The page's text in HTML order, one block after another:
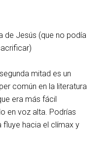
de Jesús (que no podía
mitad es un
común en la literatura
era más fácil
en voz alta. Podrías
hacia el clímax y